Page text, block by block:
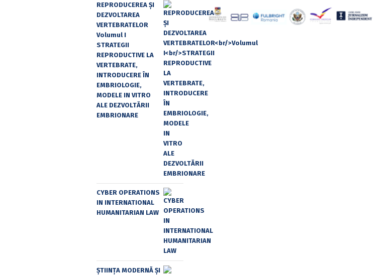
REPRODUCEREA ȘI
DEZVOLTAREA
VERTEBRATELOR
Volumul I
STRATEGII
REPRODUCTIVE LA
VERTEBRATE,
INTRODUCERE ÎN
EMBRIOLOGIE,
MODELE IN VITRO
ALE DEZVOLTĂRII
EMBRIONARE
CYBER OPERATIONS
IN INTERNATIONAL
HUMANITARIAN LAW
ȘTIINȚA MODERNĂ ȘI